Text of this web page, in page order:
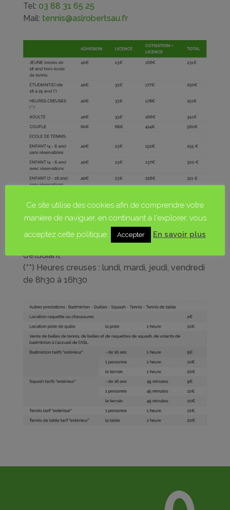
Tel: 03 88 31 65 25
Mail: tennis@aslrobertsau.fr
(*) Fournir obligatoirement une copie de la carte
d’étudiant
(**) Heures creuses : lundi, mardi, jeudi, vendredi
de 8h30 à 16h30
Ce site utilise des cookies afin de comprendre votre
manière de naviguer, en continuant à l'explorer, vous
acceptez cette politique.
Accepter En savoir plus